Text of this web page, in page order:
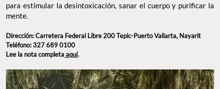
para estimular la desintoxicación, sanar el cuerpo y purificar la
mente.
Dirección: Carretera Federal Libre 200 Tepic-Puerto Vallarta, Nayarit
Teléfono: 327 689 0100
Lee la nota completaaquí.